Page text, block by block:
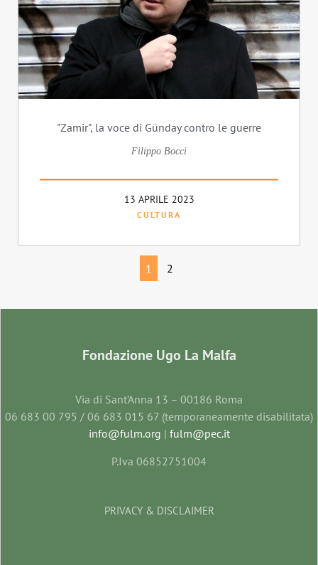
"Zamir", la voce di Günday contro le guerre
Filippo Bocci
13 APRILE 2023
CULTURA
1 2
Fondazione Ugo La Malfa
Via di Sant’Anna 13 – 00186 Roma
06 683 00 795 / 06 683 015 67 (temporaneamente disabilitata)
info@fulm.org | fulm@pec.it
P.Iva 06852751004
PRIVACY & DISCLAIMER